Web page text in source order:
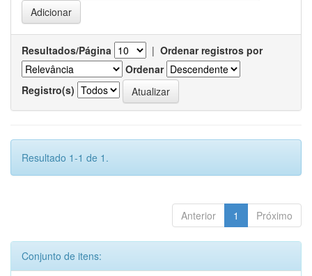
Resultados/Página | Ordenar registros por
Ordenar
Registro(s)
Resultado 1-1 de 1.
Anterior 1 Próximo
Conjunto de itens: